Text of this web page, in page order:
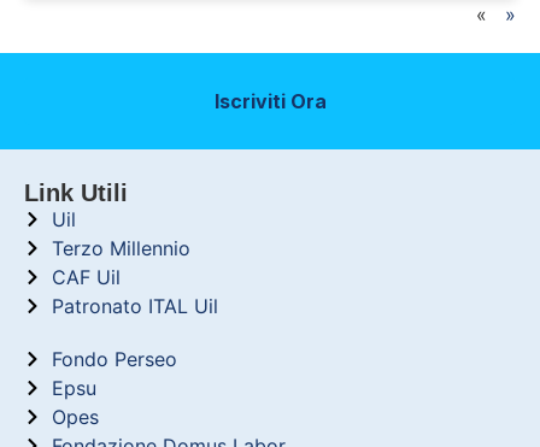
« »
Iscriviti Ora
Link Utili
Uil
Terzo Millennio
CAF Uil
Patronato ITAL Uil
Fondo Perseo
Epsu
Opes